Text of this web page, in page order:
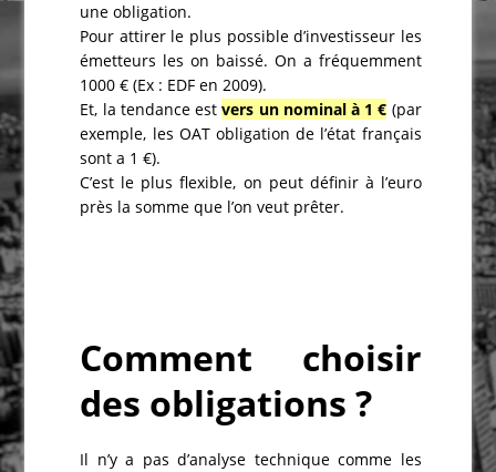
une obligation.
Pour attirer le plus possible d’investisseur les
émetteurs les on baissé. On a fréquemment
1000 € (Ex : EDF en 2009).
Et, la tendance estvers un nominal à 1 € (par
exemple, les OAT obligation de l’état français
sont a 1 €).
C’est le plus flexible, on peut définir à l’euro
près la somme que l’on veut prêter.
Comment choisir
des obligations ?
Il n’y a pas d’analyse technique comme les